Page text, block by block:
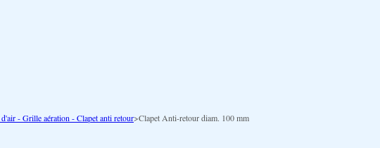
- Grille aération - Clapet anti retour>Clapet Anti-retour diam. 100 mm